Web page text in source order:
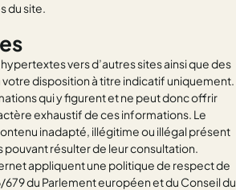
du site.
vers d’autres sites ainsi que des
votre disposition à titre indicatif uniquement.
qui y figurent et ne peut donc offrir
exhaustif de ces informations. Le
inadapté, illégitime ou illégal présent
résulter de leur consultation.
appliquent une politique de respect de
du Parlement européen et du Conseil du